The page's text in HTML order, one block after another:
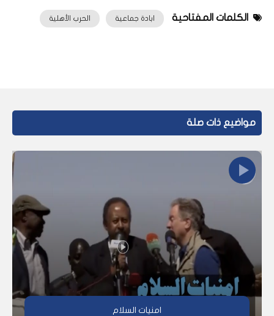
الكلمات المفتاحية ابادة جماعية الحرب الأهلية
مواضيع ذات صلة
امنيات السلام